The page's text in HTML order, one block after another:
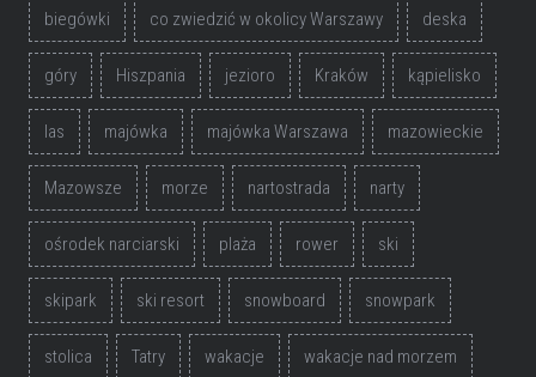
biegówki co zwiedzić w okolicy Warszawy deska
góry Hiszpania jezioro Kraków kąpielisko
las majówka majówka Warszawa mazowieckie
Mazowsze morze nartostrada narty
ośrodek narciarski plaża rower ski
skipark ski resort snowboard snowpark
stolica Tatry wakacje wakacje nad morzem